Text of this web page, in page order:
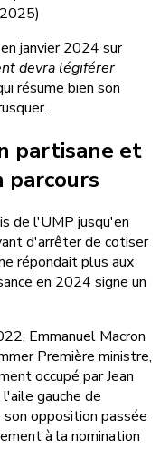
janvier 2024 sur
devra légiférer
résume bien son
partisane et
parcours
de l'UMP jusqu'en
d'arrêter de cotiser
répondait plus aux
en 2024 signe un
Emmanuel Macron
Première ministre,
occupé par Jean
gauche de
son opposition passée
à la nomination